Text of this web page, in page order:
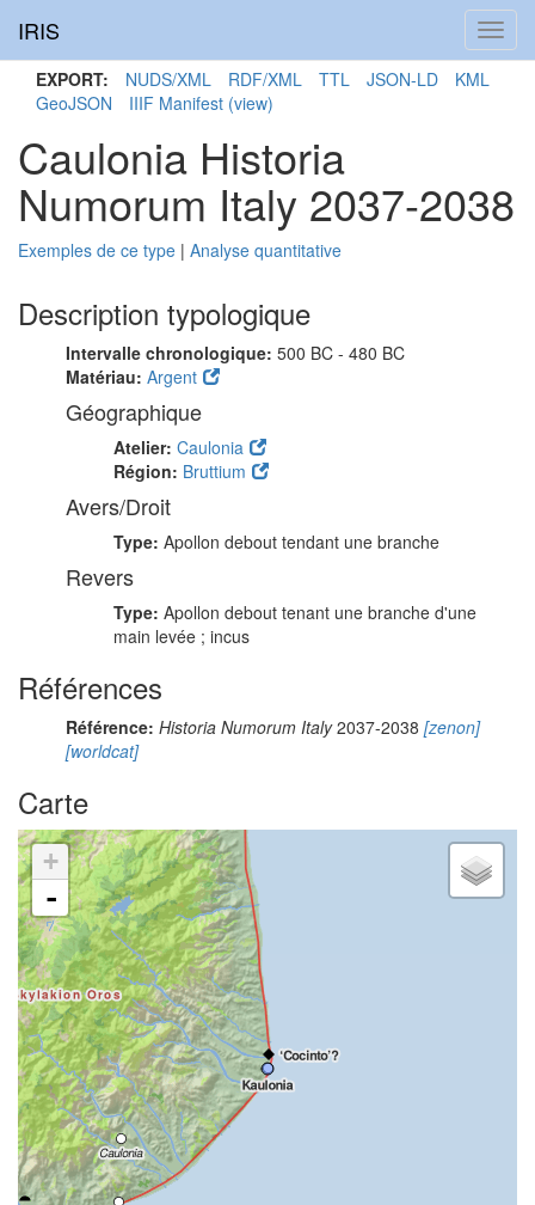
IRIS
EXPORT: NUDS/XML RDF/XML TTL JSON-LD
KML
GeoJSON
IIIF Manifest (view)
Caulonia Historia
Numorum Italy 2037-2038
Exemples de ce type | Analyse quantitative
Description typologique
Intervalle chronologique: 500 BC - 480 BC
Matériau: Argent
Géographique
Atelier: Caulonia
Région: Bruttium
Avers/Droit
Type: Apollon debout tendant une branche
Revers
Type: Apollon debout tenant une branche d'une
main levée ; incus
Références
Référence: Historia Numorum Italy2037-2038 [zenon]
[worldcat]
Carte
+
-